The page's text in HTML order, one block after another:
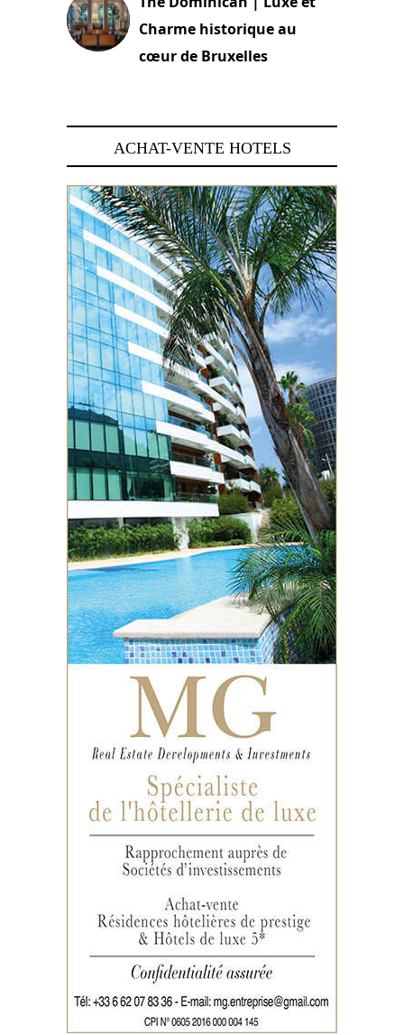
Charme historique au
cœur de Bruxelles
ACHAT-VENTE HOTELS